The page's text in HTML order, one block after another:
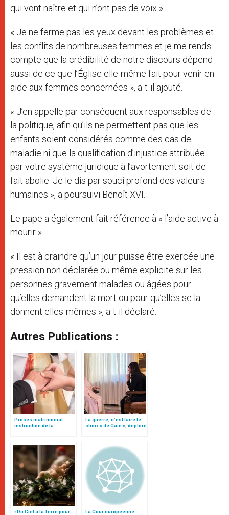
qui vont naître et qui n’ont pas de voix ».
« Je ne ferme pas les yeux devant les problèmes et
les conflits de nombreuses femmes et je me rends
compte que la crédibilité de notre discours dépend
aussi de ce que l’Église elle-même fait pour venir en
aide aux femmes concernées », a-t-il ajouté.
« J’en appelle par conséquent aux responsables de
la politique, afin qu’ils ne permettent pas que les
enfants soient considérés comme des cas de
maladie ni que la qualification d’injustice attribuée
par votre système juridique à l’avortement soit de
fait abolie. Je le dis par souci profond des valeurs
humaines », a poursuivi Benoît XVI.
Le pape a également fait référence à « l’aide active à
mourir ».
« Il est à craindre qu’un jour puisse être exercée une
pression non déclarée ou même explicite sur les
personnes gravement malades ou âgées pour
qu’elles demandent la mort ou pour qu’elles se la
donnent elles-mêmes », a-t-il déclaré.
Autres Publications :
Procès matrimonial :
instruction de la
La guerre, c’est faire le
choix « de Caïn », déplore
«Du Ciel à la Terre pour
La Cour européenne